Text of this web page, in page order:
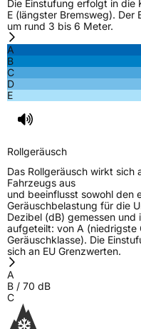
Die Einstufung erfolgt in die
E (längster Bremsweg). Der
um rund 3 bis 6 Meter.
A
B
C
D
E
Rollgeräusch
Das Rollgeräusch wirkt sich
Fahrzeugs aus
und beeinflusst sowohl den
Geräuschbelastung für die
Dezibel (dB) gemessen und
aufgeteilt: von A (niedrigste
Geräuschklasse). Die
sich an EU Grenzwerten.
A
B / 70 dB
C